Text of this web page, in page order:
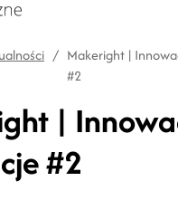
/ Makeright |
#2
|
#2